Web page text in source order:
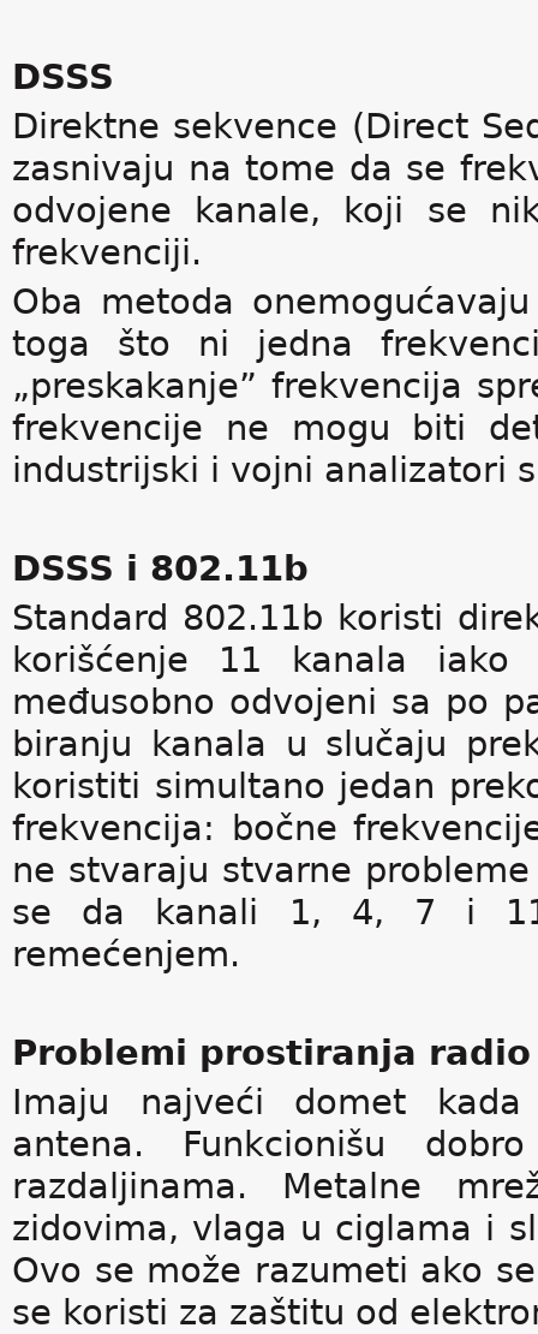
DSSS
Direktne sekvence (Direct
zasnivaju na tome da se
odvojene kanale, koji se
frekvenciji.
Oba metoda
toga što ni jedna
„preskakanje” frekvencija
frekvencije ne mogu biti
industrijski i vojni analizatori
DSSS i 802.11b
Standard 802.11b koristi
korišćenje 11 kanala iako
međusobno odvojeni sa po
biranju kanala u slučaju
koristiti simultano jedan
frekvencija: bočne
ne stvaraju stvarne
se da kanali 1, 4, 7 i
remećenjem.
Problemi prostiranja
Imaju najveći domet
antena. Funkcionišu
razdaljinama. Metalne
zidovima, vlaga u ciglama i
Ovo se može razumeti ako
se koristi za zaštitu od